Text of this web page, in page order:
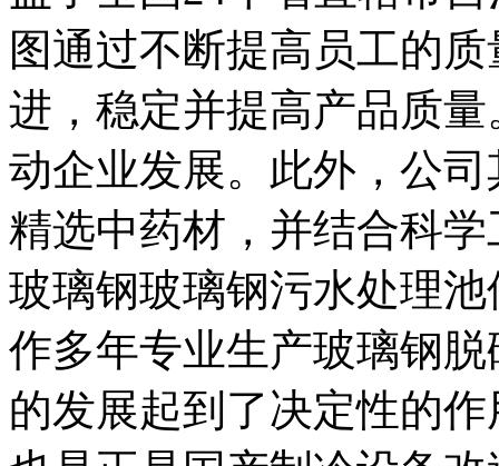
图通过不断提高员工的
进，稳定并提高产品质
动企业发展。此外，公
精选中药材，并结合科
玻璃钢玻璃钢污水处理
作多年专业生产玻璃钢
的发展起到了决定性的